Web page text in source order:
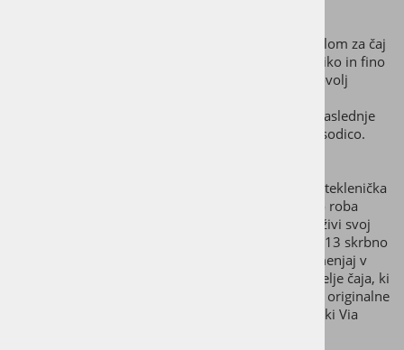
Stekleničko ViA HEAT lahko kombiniraš tudi s cedilom za čaj
iz nerjavečega jekla, ki je na voljo kot dodatek. Veliko in fino
cedilo je kot nalašč za nepakiran čaj, saj ponuja dovolj
neposredno v steklenički ViA HEAT, cedilo pa do naslednje
uporabe preprosto in varno shrani v priloženo posodico.
Najbolj vsestranska steklenička s kristali do zdaj. Steklenička
ViA HEAT ima zamenljiv valjček za kristale, ki je do roba
napolnjen z naravnimi, ročno izbranimi kristali. Oživi svoj
čaj z naravno močjo mešanic kristalov VitaJuwel – 13 skrbno
izbranih tradicionalnih mešanic kristalov – in jih menjaj v
skladu s svojimi željami. Kot nalašč za prave ljubitelje čaja, ki
radi uživajo! Seveda lahko kristalni valjček iz svoje originalne
stekleničke za vodo ViA uporabljaš tudi v steklenički Via